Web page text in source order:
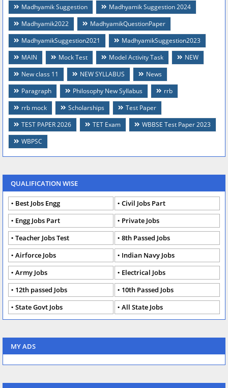
Madhyamik Suggestion
Madhyamik Suggestion 2024
Madhyamik2022
MadhyamikQuestionPaper
MadhyamikSuggestion2021
MadhyamikSuggestion2023
MAIN
Mock Test Model Activity Task
NEW
New class 11
NEW SYLLABUS
News
Paragraph
Philosophy New Syllabus
rrb
rrb mock
Scholarships
Test Paper
TEST PAPER 2026
TET Exam
WBBSE Test Paper 2023
WBPSC
QUALIFICATION WISE
Best Jobs Engg
Civil Jobs Part
Engg Jobs Part
Private Jobs
Teacher Jobs Test
8th Passed Jobs
Airforce Jobs
Indian Navy Jobs
Army Jobs
Electrical Jobs
12th passed Jobs
10th Passed Jobs
State Govt Jobs
All State Jobs
MY ADS